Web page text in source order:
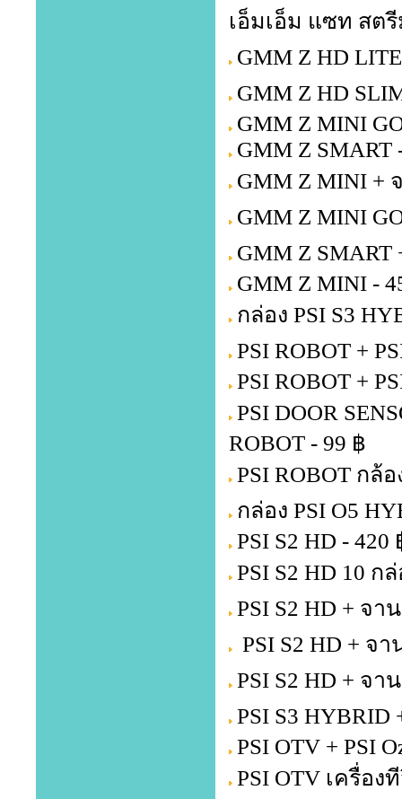
เอ็มเอ็ม แซท สตรี
GMM Z HD
GMM Z HD
GMM Z MINI
GMM Z SMART
GMM Z MINI +
GMM Z MINI
GMM Z SMART
GMM Z MINI -
กล่อง PSI S3
PSI ROBOT +
PSI ROBOT +
PSI DOOR
ROBOT - 99 ฿
PSI ROBOT กล้
กล่อง PSI O5
PSI S2 HD - 420
PSI S2 HD 10 ก
PSI S2 HD + จา
PSI S2 HD + จ
PSI S2 HD + จา
PSI S3 HYBRID
PSI OTV + PSI
PSI OTV เครื่อ